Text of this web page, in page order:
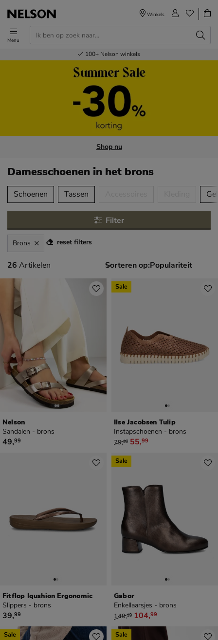
Menu
Winkels
Voor 23.00u besteld,volgende dag in huis
Gratisverzending en retour
Bestel nu,betaal later
100+ Nelson winkels
Shop nu
Damesschoenen in het brons
over
Schoenen Tassen
Filter
Brons reset filters
26 artikelen
26 Artikelen Sorteren op:
Nelson
Sandalen - brons
€ 49,99
49,99
Ilse Jacobsen Tulip
Instapschoenen - brons
van € 79,99 voor € 55,99
79,99 55,99
Sale
Fitflop Iqushion Ergonomic
Slippers - brons
€ 39,99
39,99
Gabor
Enkellaarsjes - brons
van € 149,99 voor € 104,99
149,99 104,99
Sale
Sale Sale